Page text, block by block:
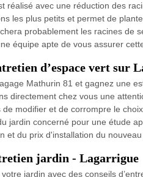
réalisé avec une réduction des
les plus petits et permet de
probablement les racines de
équipe apte de vous assurer
d’espace vert sur
Mathurin 81 et gagnez une
directement chez vous une
modifier et de corrompre le
jardin concerné pour une étude
et du prix d'installation du
jardin - Lagarrigue
jardin avec des conseils